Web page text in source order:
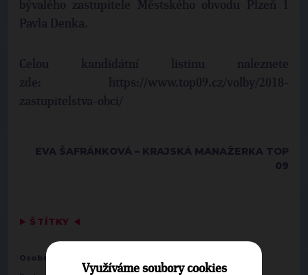
bývalého zastupitele Městského obvodu Plzeň 1
Pavla Denka.
Celou kandidátní listinu naleznete
zde: https://www.top09.cz/volby/2018-
zastupitelstva-obci/
EVA ŠAFRÁNKOVÁ – KRAJSKÁ MANAŽERKA TOP
09
▶ ŠTÍTKY ◀
Osobnosti:
Využíváme soubory cookies